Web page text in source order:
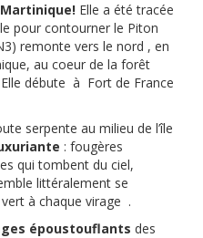
Elle a été tracée
pour contourner le Piton
remonte vers le nord , en
au coeur de la forêt
débute à Fort de France
serpente au milieu de l’île
: fougères
qui tombent du ciel,
littéralement se
à chaque virage .
époustouflants des